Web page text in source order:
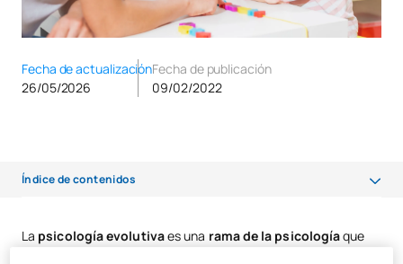
Fecha de actualización
26/05/2026
Fecha de publicación
09/02/2022
Índice de contenidos
La psicología evolutivaes una rama de la psicologíaque